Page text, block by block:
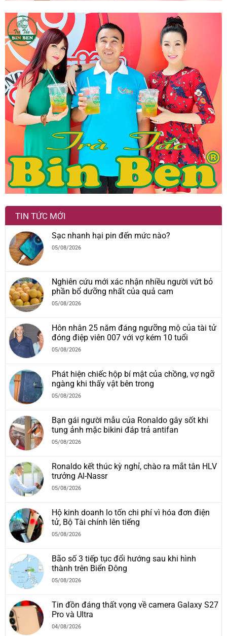
TIN TỨC MỚI
Sạc nhanh hại pin đến mức nào?
05/08/2026
Nghiên cứu mới xác nhận nhiều người vứt bỏ
phần bổ dưỡng nhất của quả cam
05/08/2026
Hôn nhân 25 năm đáng ngưỡng mộ của tài tử
đóng điệp viên 007 với vợ kém 10 tuổi
05/08/2026
Phát hiện chiếc hộp bí mật của chồng, vợ ngỡ
ngàng khi thấy vật bên trong
05/08/2026
Bạn gái người mẫu của Ronaldo gây sốt khi
tung ảnh mặc bikini đáp trả antifan
05/08/2026
Ronaldo kết thúc kỳ nghỉ, chào ra mắt tân HLV
trưởng Al-Nassr
05/08/2026
Hộ kinh doanh lo tốn chi phí vì hóa đơn điện
tử, Bộ Tài chính lên tiếng
05/08/2026
Bão số 3 tiếp tục đổi hướng sau khi hình
thành trên Biển Đông
05/08/2026
Tin đồn đáng thất vọng về camera Galaxy S27
Pro và Ultra
04/08/2026